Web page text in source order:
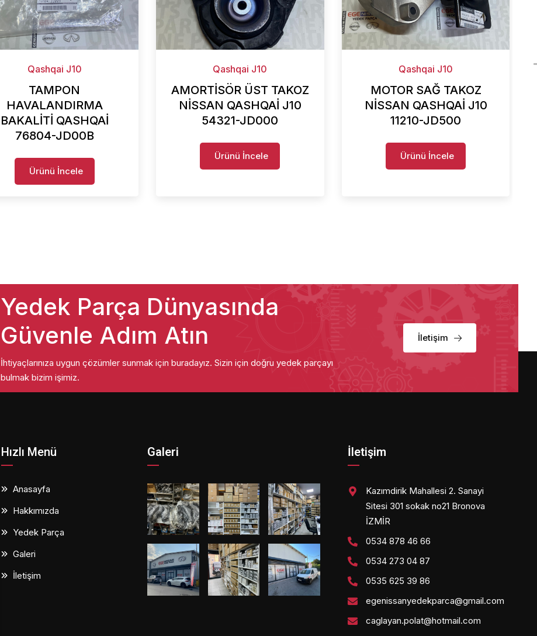
Qashqai J10
TAMPON
HAVALANDIRMA
BAKALİTİ QASHQAİ
76804-JD00B
Ürünü İncele
Qashqai J10
AMORTİSÖR ÜST TAKOZ
NİSSAN QASHQAİ J10
54321-JD000
Ürünü İncele
Qashqai J10
MOTOR SAĞ TAKOZ
NİSSAN QASHQAİ J10
11210-JD500
Ürünü İncele
Yedek Parça Dünyasında
Güvenle Adım Atın
İhtiyaçlarınıza uygun çözümler sunmak için buradayız. Sizin için doğru yedek parçayı
bulmak bizim işimiz.
İletişim
Hızlı Menü
Anasayfa
Hakkımızda
Yedek Parça
Galeri
İletişim
Galeri İletişim
Kazımdirik Mahallesi 2. Sanayi
Sitesi 301 sokak no21 Bronova
İZMİR
0534 878 46 66
0534 273 04 87
0535 625 39 86
egenissanyedekparca@gmail.com
caglayan.polat@hotmail.com